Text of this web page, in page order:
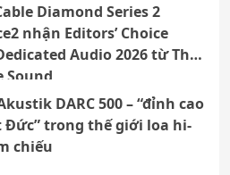
Diamond Series 2
nhận Editors’ Choice
Audio 2026 từ The
Sound
DARC 500 – “đỉnh cao
trong thế giới loa hi-
chiếu